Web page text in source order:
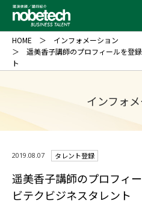
インフォ
HOME
インフォメーション
遥美香子講師のプロフィールを登
ト
2019.08.07 タレント登録
遥美香子講師のプロフィ
ビテクビジネスタレント